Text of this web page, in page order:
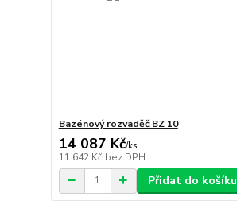
Bazénový rozvaděč BZ 10
14 087 Kč/ks
11 642 Kč bez DPH
Přidat do košíku